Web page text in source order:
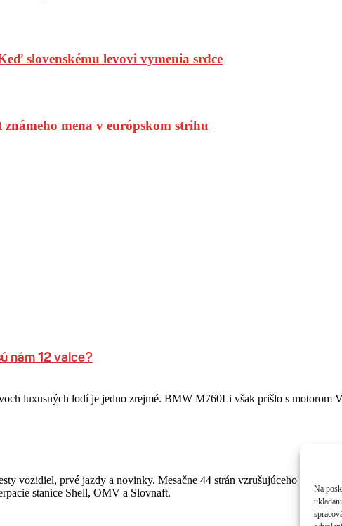
Na
slovenskému levovi vymenia srdce
mena v európskom strihu
nám 12 valce?
luxusných lodí je jedno zrejmé. BMW M760Li však prišlo s motorom
vozidiel, prvé jazdy a novinky. Mesačne 44 strán vzrušujúceho čítania o
stanice Shell, OMV a Slovnaft.